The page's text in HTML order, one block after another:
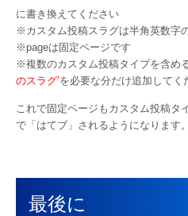
に書き換えてください
※カスタム投稿スラグは半角英数字
※pageは固定ページです
※複数のカスタム投稿タイプを含め
のスラグ’を必要な分だけ追加してく
これで固定ページもカスタム投稿タ
で「はてブ」されるようになります。
最後に